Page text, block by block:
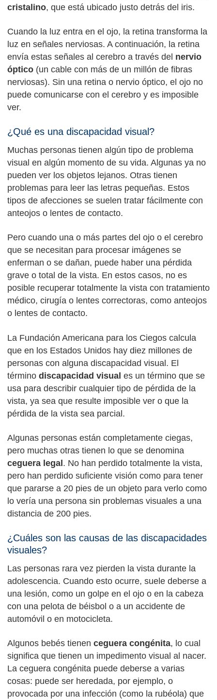
cristalino, que está ubicado justo detrás del iris.
Cuando la luz entra en el ojo, la retina transforma la
luz en señales nerviosas. A continuación, la retina
envía estas señales al cerebro a través del nervio
óptico (un cable con más de un millón de fibras
nerviosas). Sin una retina o nervio óptico, el ojo no
puede comunicarse con el cerebro y es imposible
ver.
¿Qué es una discapacidad visual?
Muchas personas tienen algún tipo de problema
visual en algún momento de su vida. Algunas ya no
pueden ver los objetos lejanos. Otras tienen
problemas para leer las letras pequeñas. Estos
tipos de afecciones se suelen tratar fácilmente con
anteojos o lentes de contacto.
Pero cuando una o más partes del ojo o el cerebro
que se necesitan para procesar imágenes se
enferman o se dañan, puede haber una pérdida
grave o total de la vista. En estos casos, no es
posible recuperar totalmente la vista con tratamiento
médico, cirugía o lentes correctoras, como anteojos
o lentes de contacto.
La Fundación Americana para los Ciegos calcula
que en los Estados Unidos hay diez millones de
personas con alguna discapacidad visual. El
término discapacidad visual es un término que se
usa para describir cualquier tipo de pérdida de la
vista, ya sea que resulte imposible ver o que la
pérdida de la vista sea parcial.
Algunas personas están completamente ciegas,
pero muchas otras tienen lo que se denomina
ceguera legal . No han perdido totalmente la vista,
pero han perdido suficiente visión como para tener
que pararse a 20 pies de un objeto para verlo como
lo vería una persona sin problemas visuales a una
distancia de 200 pies.
¿Cuáles son las causas de las discapacidades
visuales?
Las personas rara vez pierden la vista durante la
adolescencia. Cuando esto ocurre, suele deberse a
una lesión, como un golpe en el ojo o en la cabeza
con una pelota de béisbol o a un accidente de
automóvil o en motocicleta.
Algunos bebés tienen ceguera congénita, lo cual
significa que tienen un impedimento visual al nacer.
La ceguera congénita puede deberse a varias
cosas: puede ser heredada, por ejemplo, o
provocada por una infección (como la rubéola) que